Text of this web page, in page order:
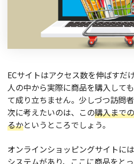
EC運用支援
継続的に結果を出し続けるECサイトへ
ライセンス契約
内製化支援
補助金活用支援
導入事例
ECサイトはアクセス数を伸ばすだ
人の中から実際に商品を購入して
て成り立ちません。少しづつ訪問
次に考えたいのは、この購入まで
るかというところでしょう。
オンラインショッピングサイトに